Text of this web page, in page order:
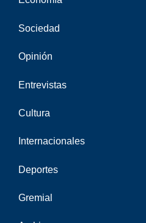
Sociedad
Opinión
Entrevistas
Cultura
Internacionales
Deportes
Gremial